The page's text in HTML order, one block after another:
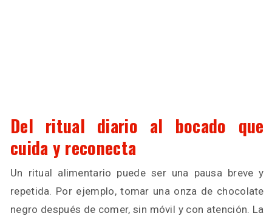
Del ritual diario al bocado que
cuida y reconecta
Un ritual alimentario puede ser una pausa breve y
repetida. Por ejemplo, tomar una onza de chocolate
negro después de comer, sin móvil y con atención. La